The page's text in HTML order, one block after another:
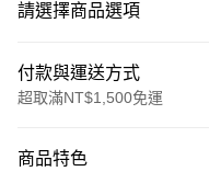
請選擇商品選項
付款與運送方式
超取滿NT$1,500免運
信用卡一次付款
商品特色